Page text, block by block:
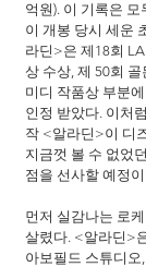
억원). 이 기록은
이 개봉 당시 세운
라딘>은 제18회
상 수상, 제 50회
미디 작품상 부분
인정 받았다. 이처
작 <알라딘>이 디
지금껏 볼 수 없었
점을 선사할 예정
먼저 실감나는 로
살렸다. <알라딘>
아보필드 스튜디